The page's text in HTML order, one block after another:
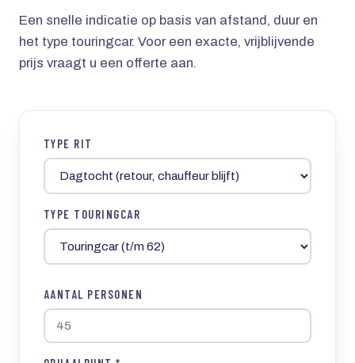
Een snelle indicatie op basis van afstand, duur en
het type touringcar. Voor een exacte, vrijblijvende
prijs vraagt u een offerte aan.
TYPE RIT
TYPE TOURINGCAR
AANTAL PERSONEN